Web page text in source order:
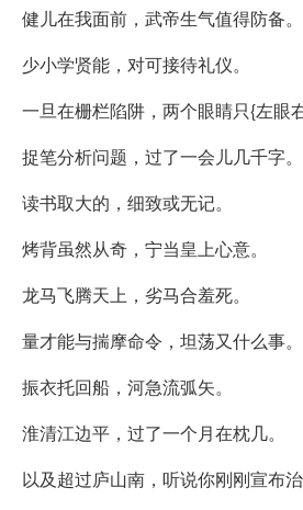
健儿在我面前，武帝生气值得防备。
少小学贤能，对可接待礼仪。
一旦在栅栏陷阱，两个眼睛只{左眼
捉笔分析问题，过了一会儿几千字。
读书取大的，细致或无记。
烤背虽然从奇，宁当皇上心意。
龙马飞腾天上，劣马合羞死。
量才能与揣摩命令，坦荡又什么事。
振衣托回船，河急流弧矢。
淮清江边平，过了一个月在枕几。
以及超过庐山南，听说你刚刚宣布治